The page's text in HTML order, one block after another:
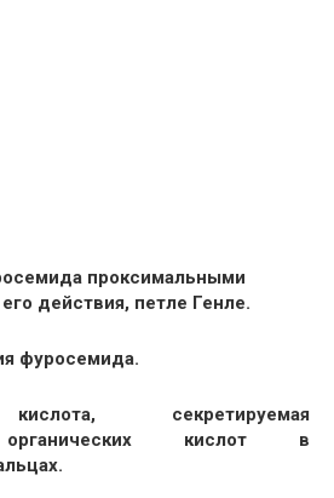
проксимальными
действия, петле Генле.
фуросемида.
секретируемая
органических кислот в